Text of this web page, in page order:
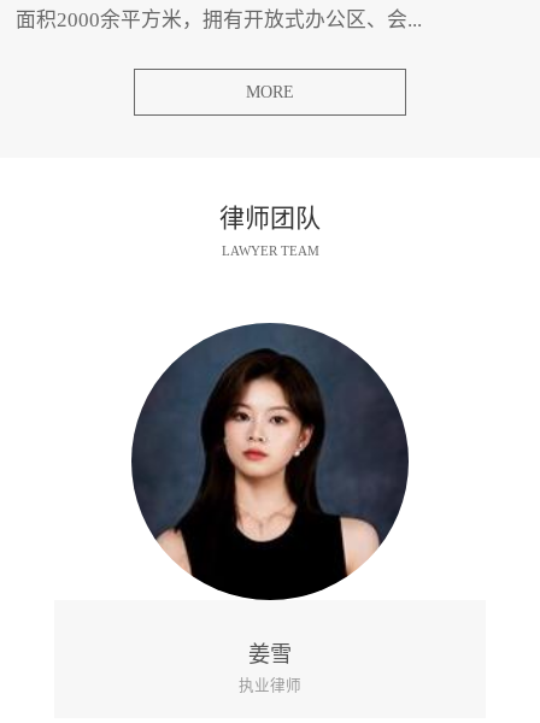
面积2000余平方米，拥有开放式办公区、会...
MORE
律师团队
LAWYER TEAM
姜雪
执业律师